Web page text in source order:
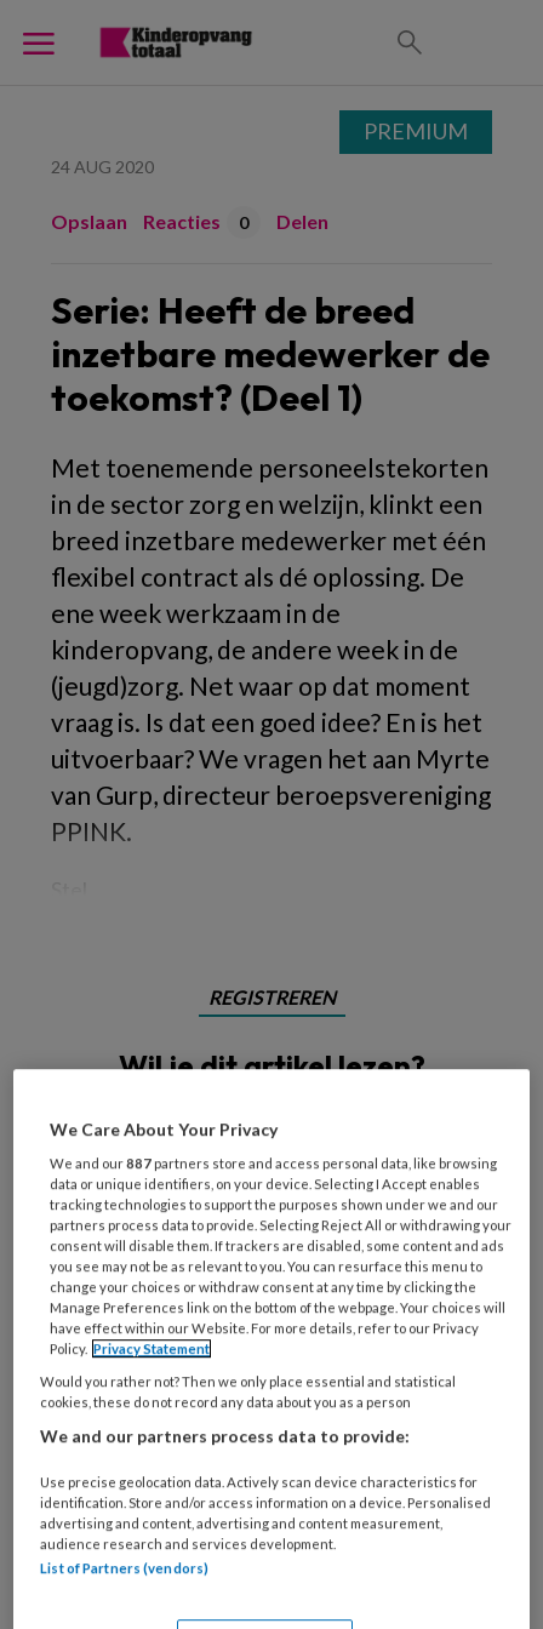
24 AUG 2020
Opslaan Reacties 0 Delen
Serie: Heeft de breed
inzetbare medewerker de
toekomst? (Deel 1)
Met toenemende personeelstekorten
in de sector zorg en welzijn, klinkt een
breed inzetbare medewerker met één
flexibel contract als dé oplossing. De
ene week werkzaam in de
kinderopvang, de andere week in de
(jeugd)zorg. Net waar op dat moment
vraag is. Is dat een goed idee? En is het
uitvoerbaar? We vragen het aan Myrte
van Gurp, directeur beroepsvereniging
PPINK.
REGISTREREN
Wil je dit artikel lezen?
artikelen gratis per maand
Al een account of abonnement?Log dan in
Wat
is
je
e-
mailadres?
* *
Kies
je
wachtwoord* *
je
functie *
Bij
organisatie
PREMIUM
We Care About Your Privacy
We and our887 partners store and access personal data, like browsing
data or unique identifiers, on your device. Selecting I Accept enables
tracking technologies to support the purposes shown under we and our
partners process data to provide. Selecting Reject All or withdrawing your
consent will disable them. If trackers are disabled, some content and ads
you see may not be as relevant to you. You can resurface this menu to
change your choices or withdraw consent at any time by clicking the
Manage Preferences link on the bottom of the webpage. Your choices will
have effect within our Website. For more details, refer to our Privacy
Policy. Privacy Statement
Would you rather not? Then we only place essential and statistical
cookies, these do not record any data about you as a person
We and our partners process data to provide:
Use precise geolocation data. Actively scan device characteristics for
identification. Store and/or access information on a device. Personalised
advertising and content, advertising and content measurement,
audience research and services development.
List of Partners (vendors)